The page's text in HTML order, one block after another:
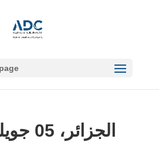
الجزائر، 05 جويلية 2025